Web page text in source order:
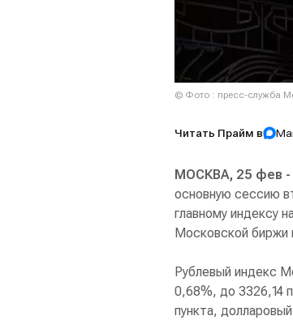
© Фото : пресс-служба
Читать Прайм в
МОСКВА, 25 фев
основную сессию
главному индексу
Московской биржи
Рублевый индекс
0,68%, до 3326,14
пункта,